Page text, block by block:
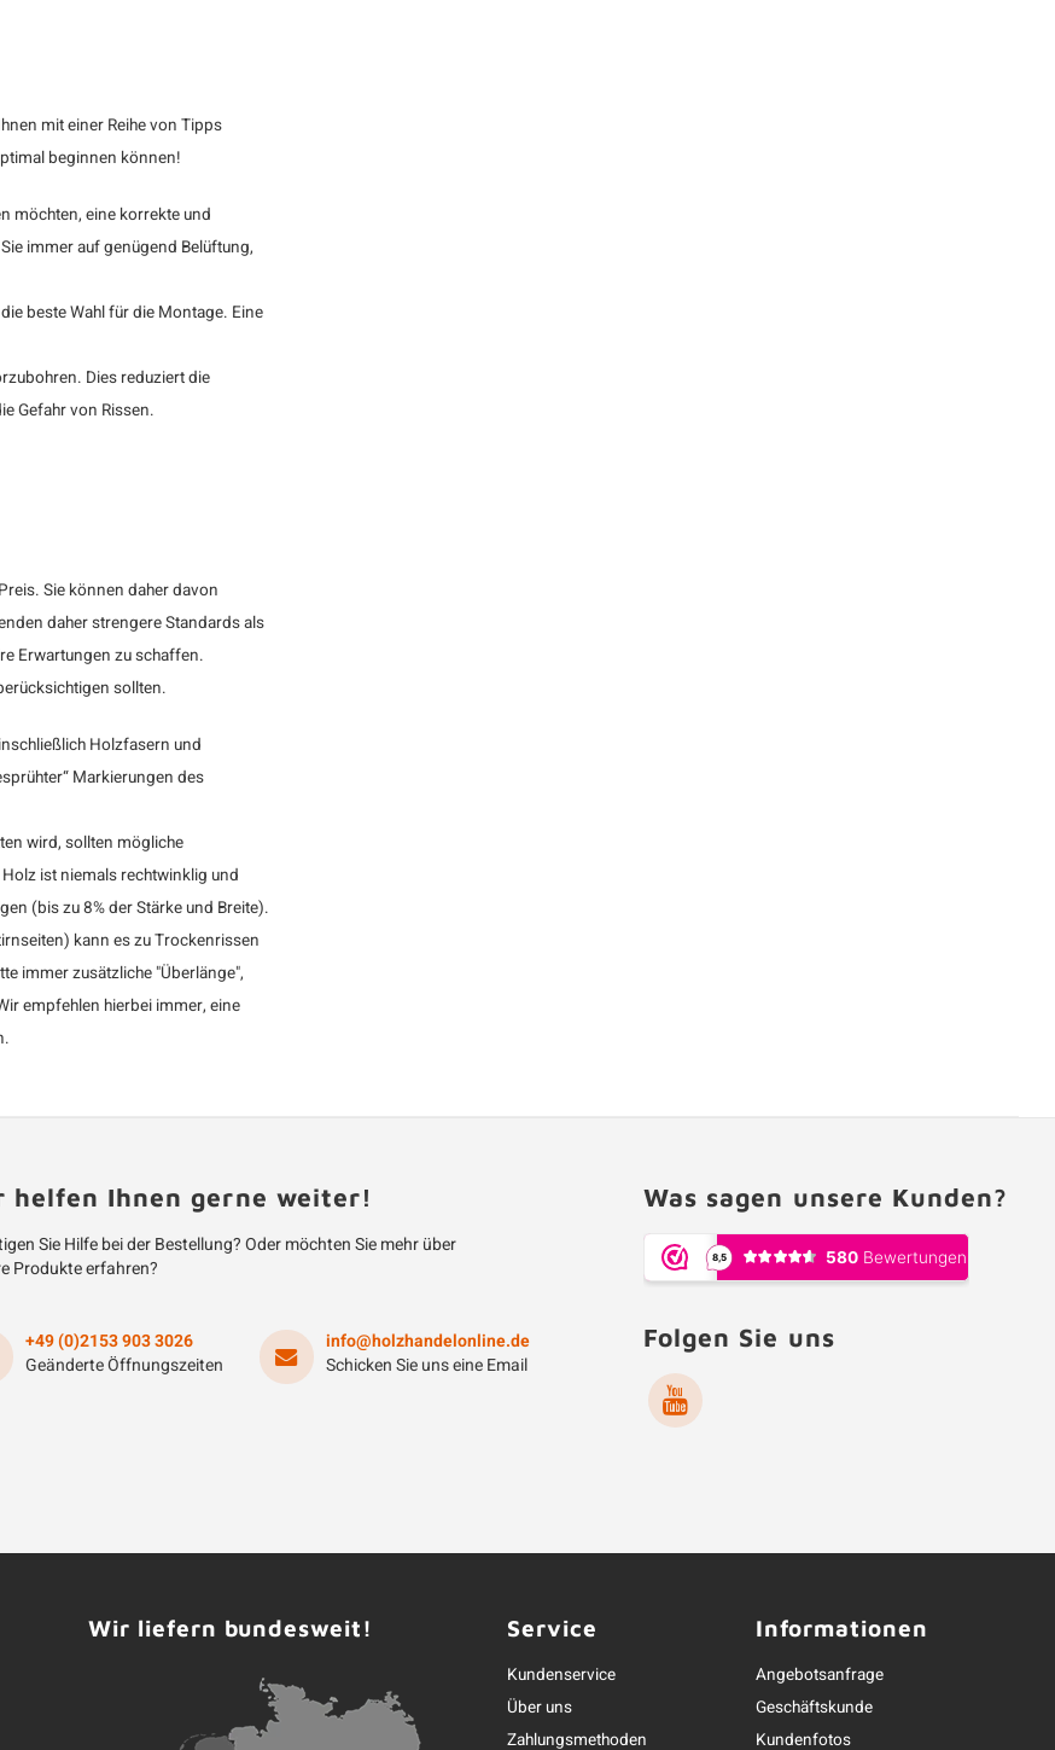
mit einer Reihe von Tipps
beginnen können!
möchten, eine korrekte und
immer auf genügend Belüftung,
beste Wahl für die Montage. Eine
Dies reduziert die
Gefahr von Rissen.
Sie können daher davon
daher strengere Standards als
Erwartungen zu schaffen.
sollten.
Holzfasern und
Markierungen des
wird, sollten mögliche
ist niemals rechtwinklig und
(bis zu 8% der Stärke und Breite).
kann es zu Trockenrissen
immer zusätzliche "Überlänge",
empfehlen hierbei immer, eine
helfen Ihnen gerne weiter!
Sie Hilfe bei der Bestellung? Oder möchten Sie mehr über
Produkte erfahren?
+49 (0)2153 903 3026
Geänderte Öffnungszeiten
info@holzhandelonline.de
Schicken Sie uns eine Email
Was sagen unsere Kunden?
Folgen Sie uns
Wir liefern bundesweit! Service
Kundenservice
Über uns
Zahlungsmethoden
Informationen
Angebotsanfrage
Geschäftskunde
Kundenfotos